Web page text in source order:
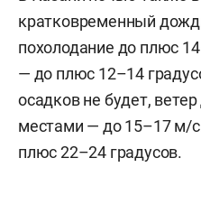
кратковременный
похолодание до плюс
— до плюс 12–14
осадков не будет,
местами — до 15–17 м/
плюс 22–24 градусов.